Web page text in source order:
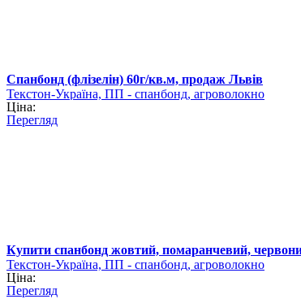
Спанбонд (флізелін) 60г/кв.м, продаж Львів
Текстон-Україна, ПП - спанбонд, агроволокно
Ціна:
Перегляд
Купити спанбонд жовтий, помаранчевий,
Текстон-Україна, ПП - спанбонд, агроволокно
Ціна:
Перегляд